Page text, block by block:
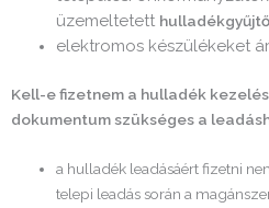
üzemeltetett
elektromos készülékeket
Kell-e fizetnem a hulladék
dokumentum szükséges a
a hulladék leadásáért fizetni
telepi leadás során a